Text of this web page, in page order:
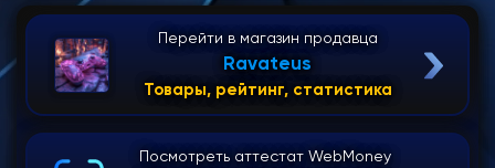
Перейти в магазин продавца
Ravateus
Товары, рейтинг, статистика
Посмотреть аттестат WebMoney